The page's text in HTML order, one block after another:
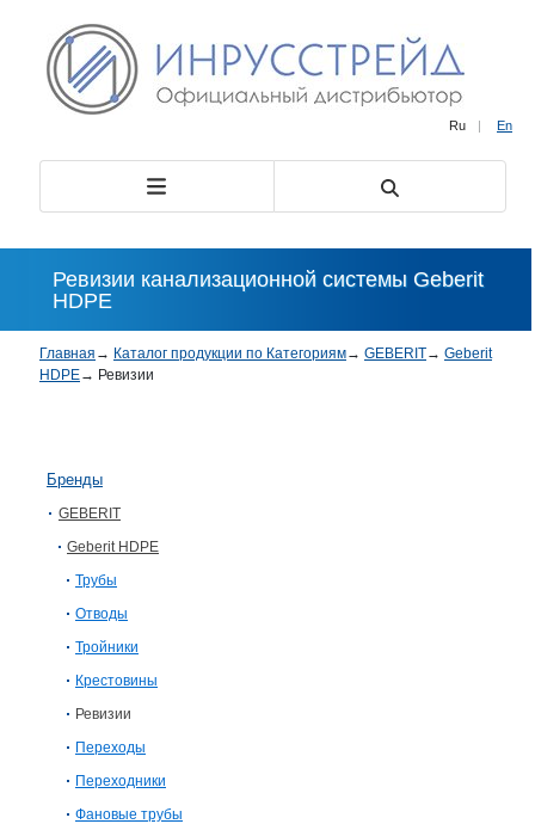
Ru | En
Ревизии канализационной системы Geberit
HDPE
Главная → Каталог продукции по Категориям→ GEBERIT→ Geberit
HDPE→ Ревизии
Бренды
GEBERIT
Geberit HDPE
Трубы
Отводы
Тройники
Крестовины
Ревизии
Переходы
Переходники
Фановые трубы